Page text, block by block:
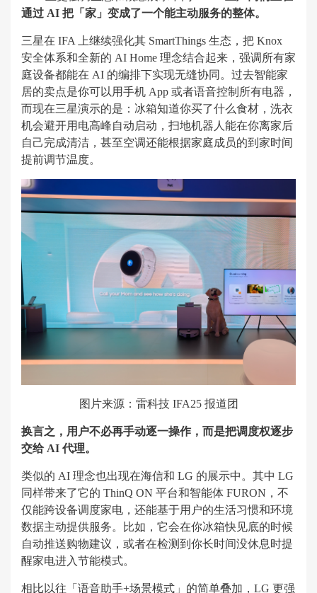
通过 AI 把「家」变成了一个能主动服务的整体。
三星在 IFA 上继续强化其 SmartThings 生态，把 Knox
安全体系和全新的 AI Home 理念结合起来，强调所有家
庭设备都能在 AI 的编排下实现无缝协同。过去智能家
居的卖点是你可以用手机 App 或者语音控制所有电器，
而现在三星演示的是：冰箱知道你买了什么食材，洗衣
机会避开用电高峰自动启动，扫地机器人能在你离家后
自己完成清洁，甚至空调还能根据家庭成员的到家时间
提前调节温度。
图片来源：雷科技 IFA25 报道团
换言之，用户不必再手动逐一操作，而是把调度权逐步
交给 AI 代理。
类似的 AI 理念也出现在海信和 LG 的展示中。其中 LG
同样带来了它的 ThinQ ON 平台和智能体 FURON，不
仅能跨设备调度家电，还能基于用户的生活习惯和环境
数据主动提供服务。比如，它会在你冰箱快见底的时候
自动推送购物建议，或者在检测到你长时间没休息时提
醒家电进入节能模式。
相比以往「语音助手+场景模式」的简单叠加，LG 更强